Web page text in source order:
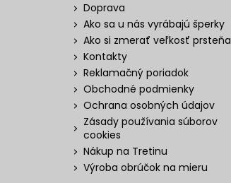
Doprava
Ako sa u nás vyrábajú šperky
Ako si zmerať veľkosť prsteňa
Kontakty
Reklamačný poriadok
Obchodné podmienky
Ochrana osobných údajov
Zásady používania súborov
cookies
Nákup na Tretinu
Výroba obrúčok na mieru